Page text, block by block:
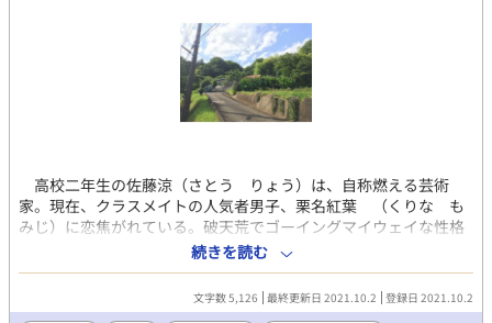
高校二年生の佐藤涼（さとう りょう）は、自称燃える芸術
家。現在、クラスメイトの人気者男子、栗名紅葉 （くりな も
みじ）に恋焦がれている。破天荒でゴーイングマイウェイな性格
の涼は、周りの目も気にせず強引なアプローチで栗名にアタック
するが、それゆえ彼の取り巻きたちはカンカンで……？ ポップ
でキュートな青春ブロマンスコメディ。
続きを読む
文字数 5,126 最終更新日 2021.10.2 登録日 2021.10.2